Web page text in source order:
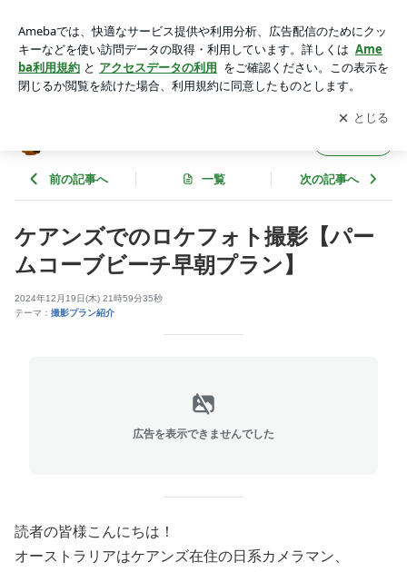
ン】 | 撮って綴って in ケアンズ
アプリをダウンロードして ブログの更新通知
を受け取りまし
ょう。
開く
前の記事へ 一覧 次の記事へ
ケアンズでのロケフォト撮影【パー
ムコーブビーチ早朝プラン】
2024年12月19日(木) 21時59分35秒
テーマ： 撮影プラン紹介
広告を表示できませんでした
読者の皆様こんにちは！
オーストラリアはケアンズ在住の日系カメラマン、